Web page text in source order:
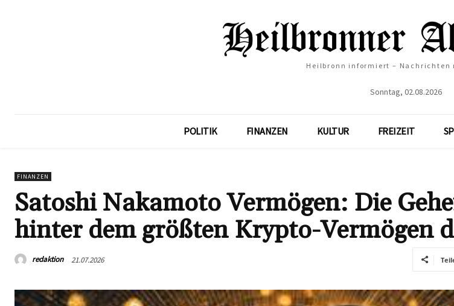
Heilbronn informiert – Nachrichten
Sonntag, 02.08.2026
POLITIK FINANZEN KULTUR FREIZEIT
FINANZEN
Satoshi Nakamoto Vermögen: Die
hinter dem größten Krypto-Vermögen
redaktion 21.07.2026